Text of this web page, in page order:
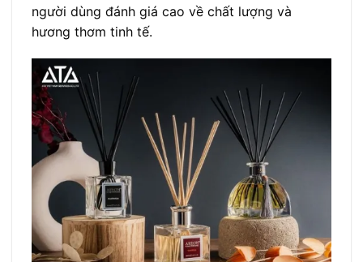
người dùng đánh giá cao về chất lượng và
hương thơm tinh tế.